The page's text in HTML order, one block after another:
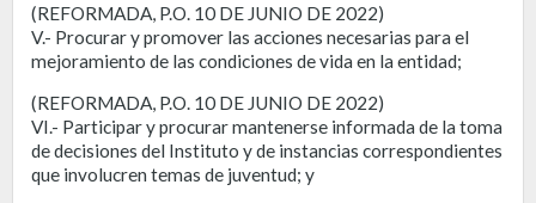
(REFORMADA, P.O. 10 DE JUNIO DE 2022)
V.- Procurar y promover las acciones necesarias para el
mejoramiento de las condiciones de vida en la entidad;
(REFORMADA, P.O. 10 DE JUNIO DE 2022)
VI.- Participar y procurar mantenerse informada de la toma
de decisiones del Instituto y de instancias correspondientes
que involucren temas de juventud; y